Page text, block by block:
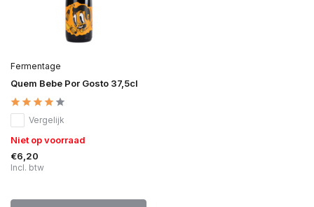
Fermentage
Quem Bebe Por Gosto 37,5cl
Vergelijk
Niet op voorraad
€6,20
Incl. btw